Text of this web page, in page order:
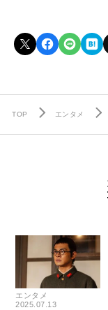
TOP エンタメ
エンタメ
2025.07.13